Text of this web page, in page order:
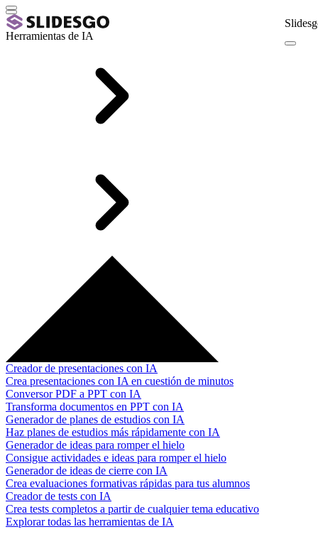
Herramientas de IA
Creador de presentaciones con IA
Crea presentaciones con IA en cuestión de minutos
Conversor PDF a PPT con IA
Transforma documentos en PPT con IA
Generador de planes de estudios con IA
Haz planes de estudios más rápidamente con IA
Generador de ideas para romper el hielo
Consigue actividades e ideas para romper el hielo
Generador de ideas de cierre con IA
Crea evaluaciones formativas rápidas para tus alumnos
Creador de tests con IA
Crea tests completos a partir de cualquier tema educativo
Explorar todas las herramientas de IA